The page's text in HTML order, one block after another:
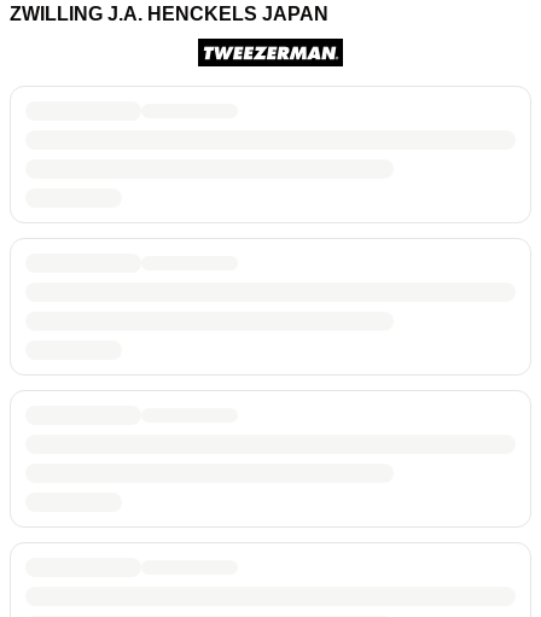
ZWILLING J.A. HENCKELS JAPAN